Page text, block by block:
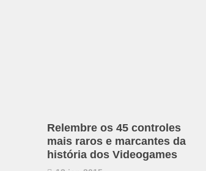
Relembre os 45 controles
mais raros e marcantes da
história dos Videogames